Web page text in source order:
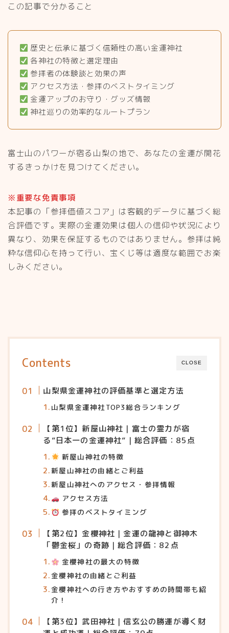
この記事で分かること
歴史と伝承に基づく信頼性の高い金運神社
各神社の特徴と選定理由
参拝者の体験談と効果の声
アクセス方法・参拝のベストタイミング
金運アップのお守り・グッズ情報
神社巡りの効率的なルートプラン
富士山のパワーが宿る山梨の地で、あなたの金運が開花
するきっかけを見つけてください。
※重要な免責事項
本記事の「参拝価値スコア」は客観的データに基づく総
合評価です。実際の金運効果は個人の信仰や状況により
異なり、効果を保証するものではありません。参拝は純
粋な信仰心を持って行い、宝くじ等は適度な範囲でお楽
しみください。
CLOSE
Contents
山梨県金運神社の評価基準と選定方法
山梨県金運神社TOP3総合ランキング
【第1位】新屋山神社｜富士の霊力が宿
る”日本一の金運神社”｜総合評価：85点
新屋山神社の特徴
新屋山神社の由緒とご利益
新屋山神社へのアクセス・参拝情報
アクセス方法
参拝のベストタイミング
【第2位】金櫻神社｜金運の龍神と御神木
「鬱金桜」の奇跡｜総合評価：82点
金櫻神社の最大の特徴
金櫻神社の由緒とご利益
金櫻神社への行き方やおすすめの時間帯も紹
介！
【第3位】武田神社｜信玄公の勝運が導く財